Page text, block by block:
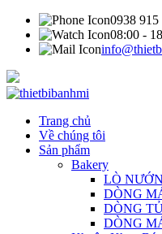
0938 915
08:00 -
Trang chủ
Về chúng tôi
Sản phẩm
Bakery
LÒ
DÒNG
DÒNG
DÒNG